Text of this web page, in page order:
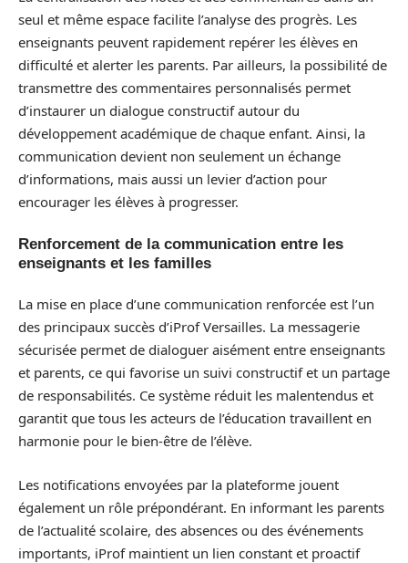
seul et même espace facilite l’analyse des progrès. Les
enseignants peuvent rapidement repérer les élèves en
difficulté et alerter les parents. Par ailleurs, la possibilité de
transmettre des commentaires personnalisés permet
d’instaurer un dialogue constructif autour du
développement académique de chaque enfant. Ainsi, la
communication devient non seulement un échange
d’informations, mais aussi un levier d’action pour
encourager les élèves à progresser.
Renforcement de la communication entre les
enseignants et les familles
La mise en place d’une communication renforcée est l’un
des principaux succès d’iProf Versailles. La messagerie
sécurisée permet de dialoguer aisément entre enseignants
et parents, ce qui favorise un suivi constructif et un partage
de responsabilités. Ce système réduit les malentendus et
garantit que tous les acteurs de l’éducation travaillent en
harmonie pour le bien-être de l’élève.
Les notifications envoyées par la plateforme jouent
également un rôle prépondérant. En informant les parents
de l’actualité scolaire, des absences ou des événements
importants, iProf maintient un lien constant et proactif